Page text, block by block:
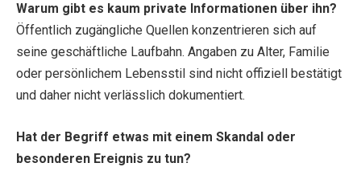
Warum gibt es kaum private Informationen über ihn?
Öffentlich zugängliche Quellen konzentrieren sich auf
seine geschäftliche Laufbahn. Angaben zu Alter, Familie
oder persönlichem Lebensstil sind nicht offiziell bestätigt
und daher nicht verlässlich dokumentiert.
Hat der Begriff etwas mit einem Skandal oder
besonderen Ereignis zu tun?